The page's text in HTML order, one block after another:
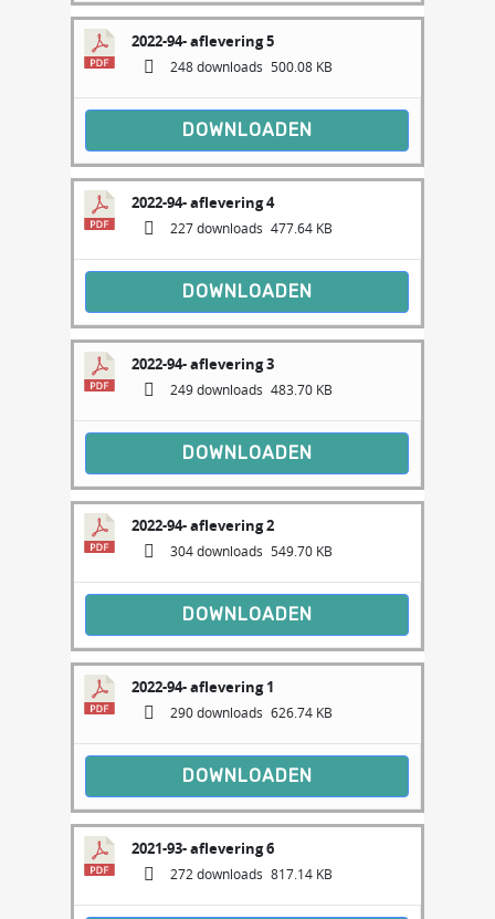
2022-94- aflevering 5
248 downloads 500.08 KB
DOWNLOADEN
2022-94- aflevering 4
227 downloads 477.64 KB
DOWNLOADEN
2022-94- aflevering 3
249 downloads 483.70 KB
DOWNLOADEN
2022-94- aflevering 2
304 downloads 549.70 KB
DOWNLOADEN
2022-94- aflevering 1
290 downloads 626.74 KB
DOWNLOADEN
2021-93- aflevering 6
272 downloads 817.14 KB